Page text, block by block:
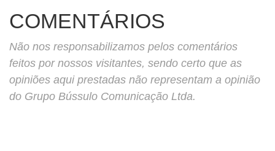
COMENTÁRIOS
Não nos responsabilizamos pelos comentários
feitos por nossos visitantes, sendo certo que as
opiniões aqui prestadas não representam a opinião
do Grupo Bússulo Comunicação Ltda.